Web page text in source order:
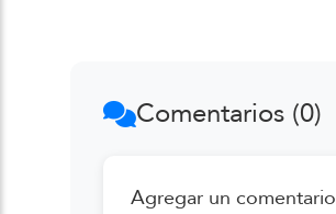
Comentarios (0)
Agregar un comentario